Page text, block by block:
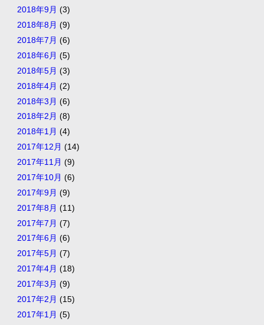
2018年9月 (3)
2018年8月 (9)
2018年7月 (6)
2018年6月 (5)
2018年5月 (3)
2018年4月 (2)
2018年3月 (6)
2018年2月 (8)
2018年1月 (4)
2017年12月 (14)
2017年11月 (9)
2017年10月 (6)
2017年9月 (9)
2017年8月 (11)
2017年7月 (7)
2017年6月 (6)
2017年5月 (7)
2017年4月 (18)
2017年3月 (9)
2017年2月 (15)
2017年1月 (5)